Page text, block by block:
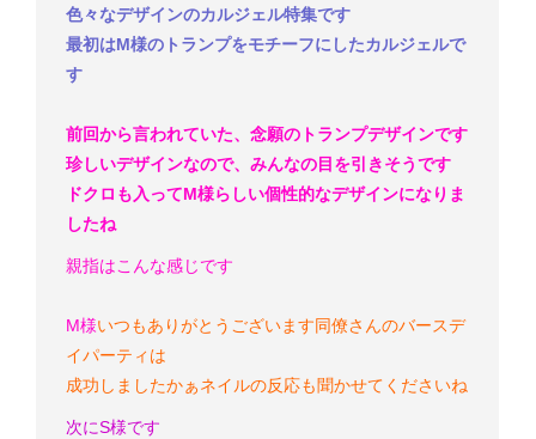
色々なデザインのカルジェル特集です
最初はM様のトランプをモチーフにしたカルジェルで
す
前回から言われていた、念願のトランプデザインです
珍しいデザインなので、みんなの目を引きそうです
ドクロも入ってM様らしい個性的なデザインになりま
したね
親指はこんな感じです
M様いつもありがとうございます同僚さんのバースデ
イパーティは
成功しましたかぁネイルの反応も聞かせてくださいね
次にS様です